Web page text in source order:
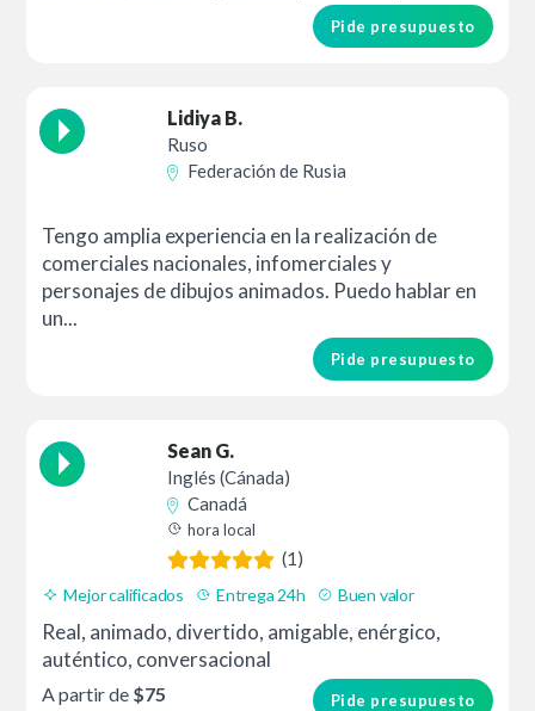
Pide presupuesto
Lidiya B.
Ruso
Federación de Rusia
Tengo amplia experiencia en la realización de
comerciales nacionales, infomerciales y
personajes de dibujos animados. Puedo hablar en
un...
Pide presupuesto
Sean G.
Inglés (Cánada)
Canadá
hora local
(1)
Mejor calificados Entrega 24h Buen valor
Real, animado, divertido, amigable, enérgico,
auténtico, conversacional
Pide presupuesto
A partir de $75